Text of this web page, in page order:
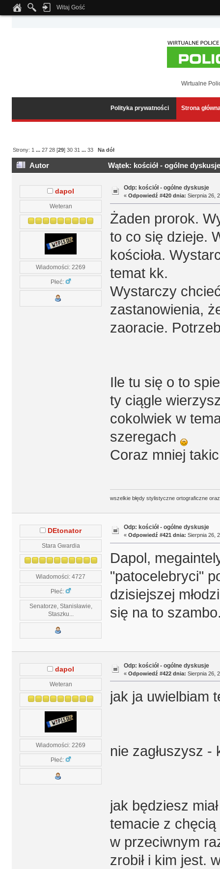
Notice: Undefined index: tapatalk_body_hook in
Witaj Gość
Wirtualne
Polityka prywatności Strona
Strony: 1 ...27 28 [29]30 31 ...33 Na dół
Autor Wątek: kościół - ogólne
dapol
Weteran
Wiadomości: 2269
Płeć:
Odp: kościół - ogólne dyskusje
« Odpowiedź #420 dnia: Sierpnia 26,
Żaden prorok.
to co się dzieje.
kościoła.
temat kk.
Wystarczy
zastanowienia,
zaoracie.
Ile tu się o to
ty ciągle
cokolwiek w
szeregach
Coraz mniej
wszelkie błędy stylistyczne ortograficzne
DEtonator
Stara Gwardia
Wiadomości: 4727
Płeć:
Senatorze, Stanisławie,
Staszku...
Odp: kościół - ogólne dyskusje
« Odpowiedź #421 dnia: Sierpnia 26,
Dapol,
"patocelebryci"
dzisiejszej
się na to
dapol
Weteran
Wiadomości: 2269
Płeć:
Odp: kościół - ogólne dyskusje
« Odpowiedź #422 dnia: Sierpnia 26,
jak ja uwielbiam
nie zagłuszysz -
jak będziesz
temacie z chęcią
w przeciwnym
zrobił i kim jest.